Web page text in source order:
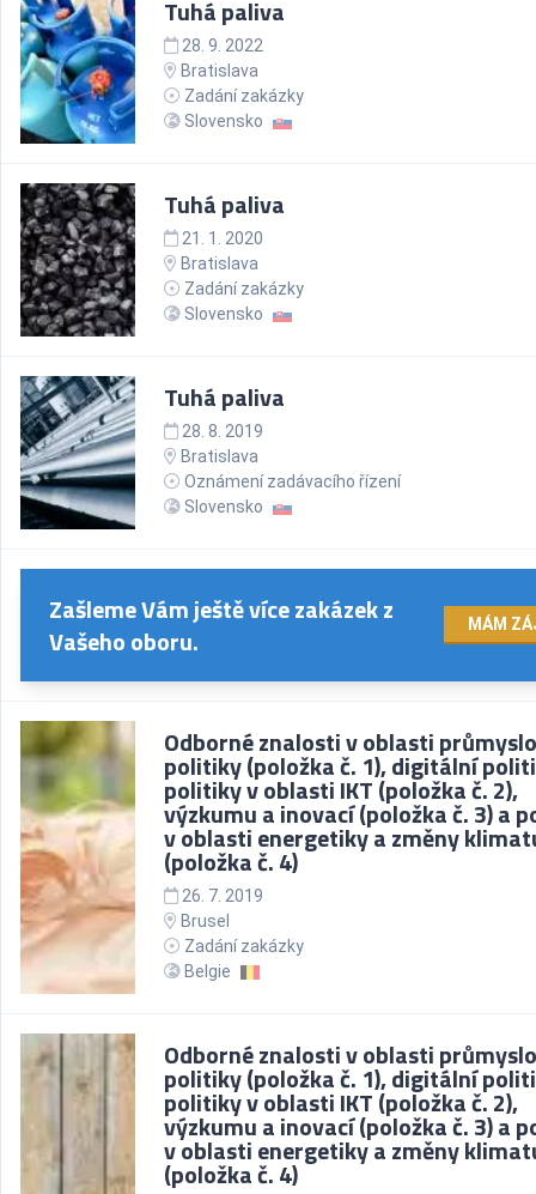
Tuhá paliva
28. 9. 2022
Bratislava
Zadání zakázky
Slovensko
Tuhá paliva
21. 1. 2020
Bratislava
Zadání zakázky
Slovensko
Tuhá paliva
28. 8. 2019
Bratislava
Oznámení zadávacího řízení
Slovensko
Zašleme Vám ještě více zakázek z
Vašeho oboru.
MÁM
Odborné znalosti v oblasti
politiky (položka č. 1), digitální
politiky v oblasti IKT (položka č. 2),
výzkumu a inovací (položka č. 3) a
v oblasti energetiky a změny
(položka č. 4)
26. 7. 2019
Brusel
Zadání zakázky
Belgie
Odborné znalosti v oblasti
politiky (položka č. 1), digitální
politiky v oblasti IKT (položka č. 2),
výzkumu a inovací (položka č. 3) a
v oblasti energetiky a změny
(položka č. 4)